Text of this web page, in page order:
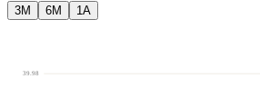
3M 6M 1A
39.98